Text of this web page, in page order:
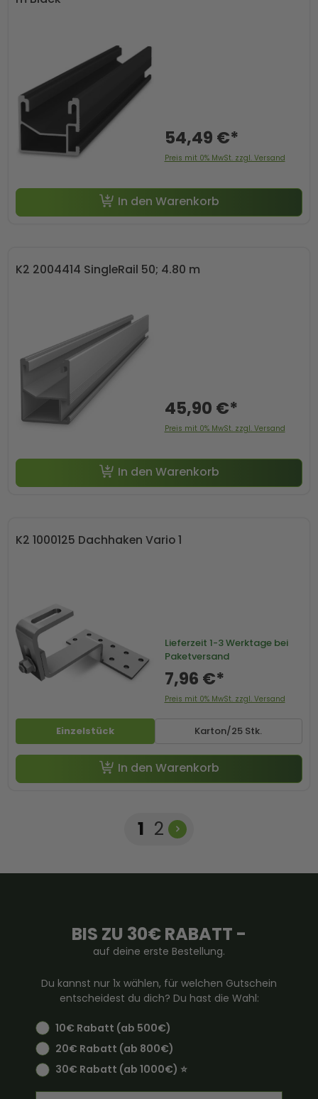
54,49 €*
Preis mit 0% MwSt. zzgl. Versand
In den Warenkorb
K2 2004414 SingleRail 50; 4.80 m
45,90 €*
Preis mit 0% MwSt. zzgl. Versand
In den Warenkorb
K2 1000125 Dachhaken Vario 1
Einzelstück Karton/25 Stk.
Lieferzeit 1-3 Werktage bei
Paketversand
7,96 €*
Preis mit 0% MwSt. zzgl. Versand
In den Warenkorb
Seite
1 Seite
2
BIS ZU 30€ RABATT -
auf deine erste Bestellung.
Du kannst nur 1x wählen, für welchen Gutschein
entscheidest du dich? Du hast die Wahl:
10€ Rabatt (ab 500€)
20€ Rabatt (ab 800€)
30€ Rabatt (ab 1000€) ⭐️